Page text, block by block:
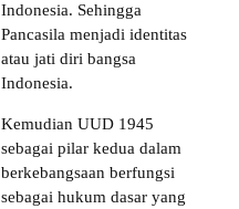
Indonesia. Sehingga
Pancasila menjadi identitas
atau jati diri bangsa
Indonesia.
Kemudian UUD 1945
sebagai pilar kedua dalam
berkebangsaan berfungsi
sebagai hukum dasar yang